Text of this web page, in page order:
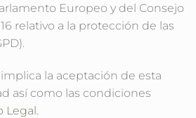
Europeo y del Consejo
relativo a la protección de las
la aceptación de esta
así como las condiciones
Legal.